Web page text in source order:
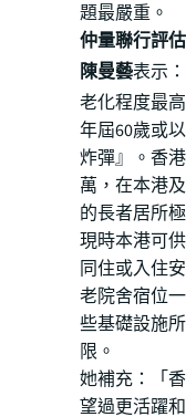
題最嚴重。
仲量聯行評
陳曼藝表示
老化程度最
年屆60歲或
炸彈』。香
萬，在本港
的長者居所
現時本港可
同住或入住
老院舍宿位
些基礎設施
限。
她補充：「
望過更活躍